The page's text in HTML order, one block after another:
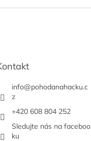
info@pohodanahacku.c
z
+420 608 804 252
Sledujte nás na faceboo
ku